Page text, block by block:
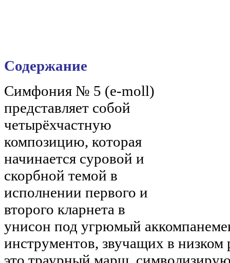
Содержание
Симфония № 5 (e-moll)
представляет собой
четырёхчастную
композицию, которая
начинается суровой и
скорбной темой в
исполнении первого и
второго кларнета в
унисон под угрюмый
инструментов, звучащих в низком